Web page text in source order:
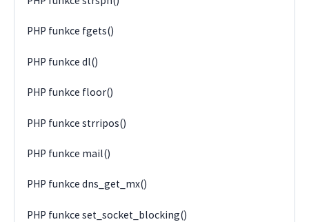
PHP funkce fgets()
PHP funkce dl()
PHP funkce floor()
PHP funkce strripos()
PHP funkce mail()
PHP funkce dns_get_mx()
PHP funkce set_socket_blocking()